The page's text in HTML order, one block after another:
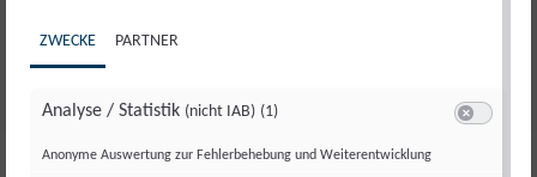
Fr., 31. Juli. 2026
ZWECKE PARTNER
Analyse / Statistik (nicht IAB) (1)
Anonyme Auswertung zur Fehlerbehebung und Weiterentwicklung